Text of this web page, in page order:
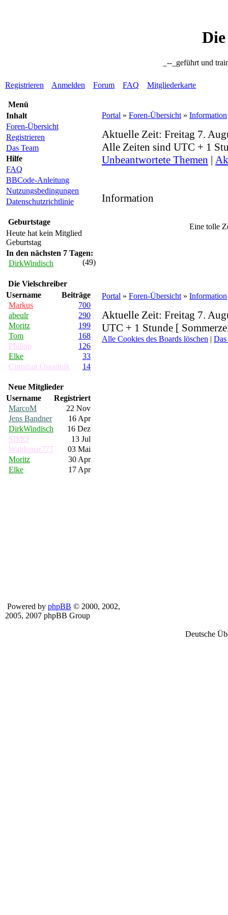
_--_geführt und
Registrieren Anmelden Forum FAQ Mitgliederkarte
Menü
Inhalt
Foren-Übersicht
Registrieren
Das Team
Hilfe
FAQ
BBCode-Anleitung
Nutzungsbedingungen
Datenschutzrichtlinie
Geburtstage
Heute hat kein Mitglied
Geburtstag
In den nächsten 7 Tagen:
DirkWindisch
(49)
Die Vielschreiber
Username
Beiträge
Markus
700
abeulr
290
Moritz
199
Tom
168
Philipp
126
Elke
33
Christian Ossadnik
14
Neue Mitglieder
Username
Registriert
MarcoM
22 Nov
Jens Bandner
16 Apr
DirkWindisch
16 Dez
SIMO
13 Jul
Waldemar777
03 Mai
Moritz
30 Apr
Elke
17 Apr
Portal » Foren-Übersicht » Information
Aktuelle Zeit: Freitag 7.
Alle Zeiten sind UTC + 1
Unbeantwortete Themen |
Information
Eine tolle
Portal » Foren-Übersicht » Information
Aktuelle Zeit: Freitag 7.
UTC + 1 Stunde [
Alle Cookies des Boards löschen | Das
Powered by phpBB © 2000, 2002,
2005, 2007 phpBB Group
Deutsche